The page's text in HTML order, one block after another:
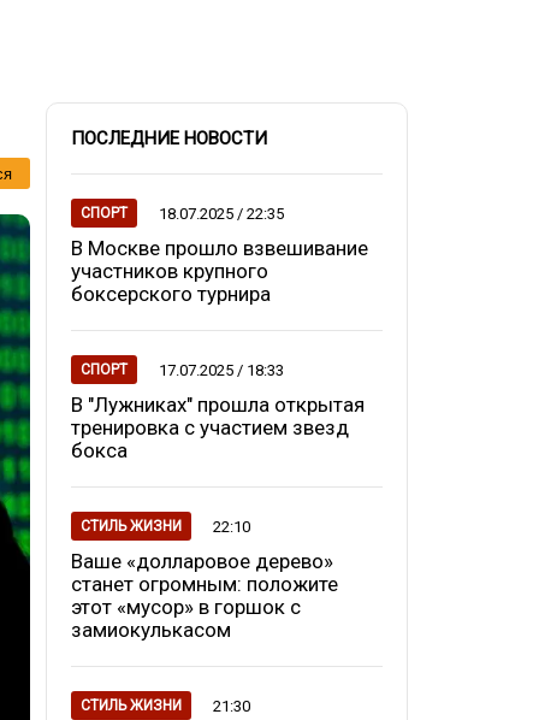
ПОСЛЕДНИЕ НОВОСТИ
СПОРТ 18.07.2025 / 22:35
В Москве прошло взвешивание
участников крупного
боксерского турнира
СПОРТ 17.07.2025 / 18:33
В "Лужниках" прошла открытая
тренировка с участием звезд
бокса
СТИЛЬ ЖИЗНИ 22:10
Ваше «долларовое дерево»
станет огромным: положите
этот «мусор» в горшок с
замиокулькасом
СТИЛЬ ЖИЗНИ 21:30